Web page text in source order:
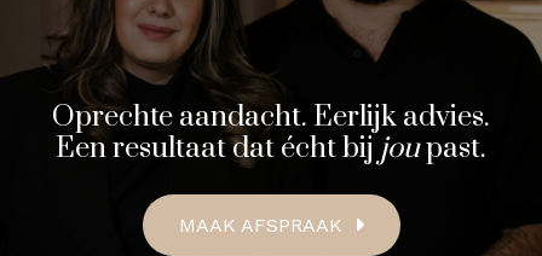
Oprechte aandacht. Eerlijk advies.
Een resultaat dat écht bij joupast.
MAAK AFSPRAAK